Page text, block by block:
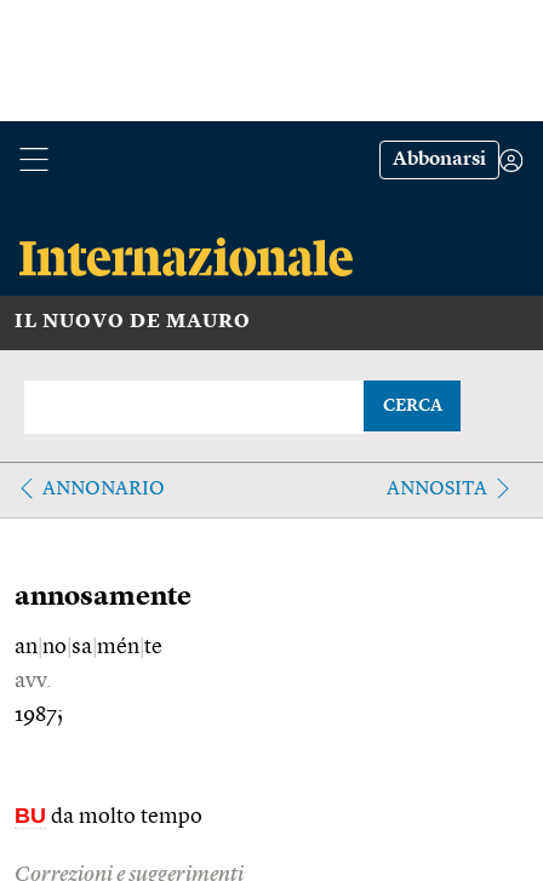
Abbonarsi
IL NUOVO DE MAURO
CERCA
ANNONARIO ANNOSITA
annosamente
an no sa mén te
avv.
1987;
BU da molto tempo
Correzioni e suggerimenti